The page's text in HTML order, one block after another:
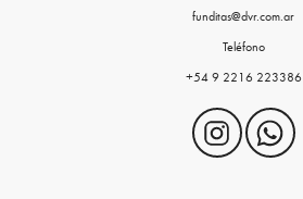
funditas@dvr.com.ar
Teléfono
+54 9 2216 223386